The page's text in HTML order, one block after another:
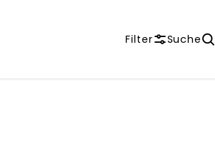
Filter Suche